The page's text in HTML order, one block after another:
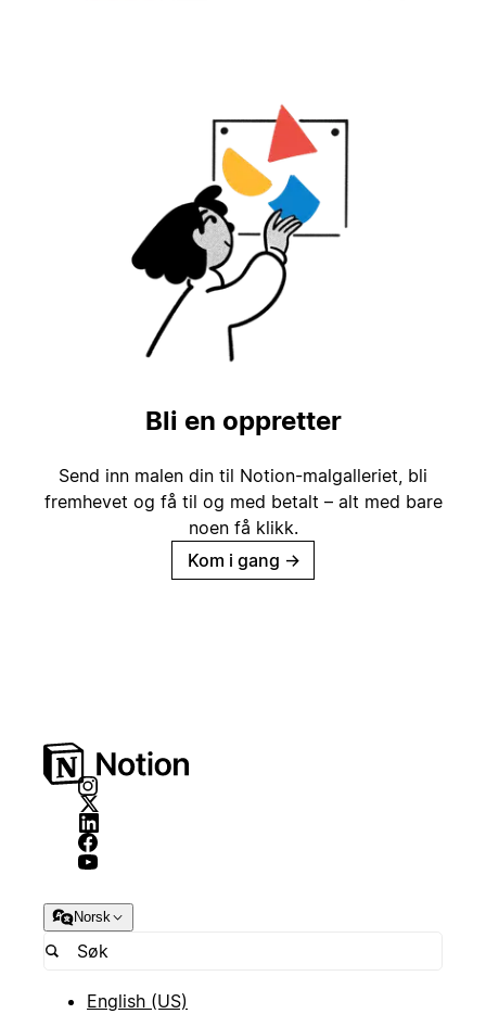
Bli en oppretter
Send inn malen din til Notion-malgalleriet, bli
fremhevet og få til og med betalt – alt med bare
noen få klikk.
Kom i gang →
Norsk
English (US)